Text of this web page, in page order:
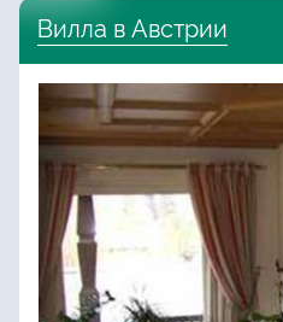
Вилла в Австрии